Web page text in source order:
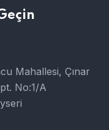
Mahallesi, Çınar
No:1/A